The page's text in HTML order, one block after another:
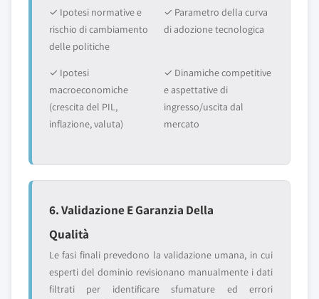
✓ Ipotesi normative e
rischio di cambiamento
delle politiche
✓ Parametro della curva
di adozione tecnologica
✓ Ipotesi
macroeconomiche
(crescita del PIL,
inflazione, valuta)
✓ Dinamiche competitive
e aspettative di
ingresso/uscita dal
mercato
6. Validazione E Garanzia Della
Qualità
Le fasi finali prevedono la validazione umana, in cui
esperti del dominio revisionano manualmente i dati
filtrati per identificare sfumature ed errori